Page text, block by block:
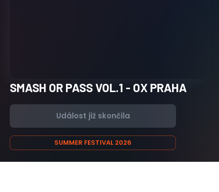
SMASH OR PASS VOL.1 - OX PRAHA
Událost již skončila
SUMMER FESTIVAL 2026